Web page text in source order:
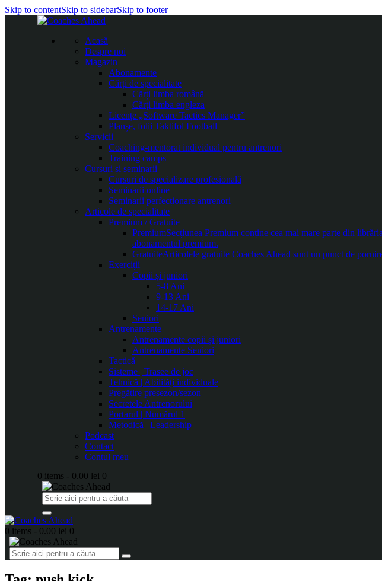
Skip to contentSkip to sidebarSkip to footer
Acasă
Despre noi
Magazin
Abonamente
Cărți de specialitate
Cărți limba română
Cărți limba engleza
Licențe „Software Tactics Manager”
Planșe, folii Taktifol Football
Servicii
Coaching-mentorat individual pentru antrenori
Training camps
Cursuri și seminarii
Cursuri de specializare profesională
Seminarii online
Seminarii perfecționare antrenori
Articole de specialitate
Premium / Gratuite
PremiumSecțiunea Premium conține cea mai mare parte din
abonamentul premium.
GratuiteArticolele gratuite Coaches Ahead sunt un punct de
Exerciții
Copii și juniori
5-8 Ani
9-13 Ani
14-17 Ani
Seniori
Antrenamente
Antrenamente copii și juniori
Antrenamente Seniori
Tactică
Sisteme | Trasee de joc
Tehnică | Abilități individuale
Pregătire presezon/sezon
Secretele Antrenorului
Portarul | Numărul 1
Metodică | Leadership
Podcast
Contact
Contul meu
0 items - 0.00 lei 0
0 items - 0.00 lei 0